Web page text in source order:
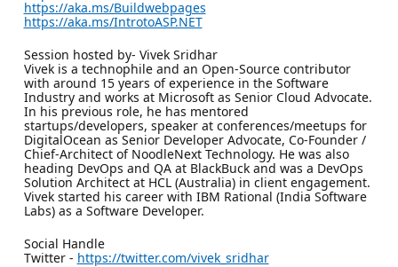
https://aka.ms/Buildwebpages
https://aka.ms/IntrotoASP.NET
Session hosted by- Vivek Sridhar
Vivek is a technophile and an Open-Source contributor
with around 15 years of experience in the Software
Industry and works at Microsoft as Senior Cloud Advocate.
In his previous role, he has mentored
startups/developers, speaker at conferences/meetups for
DigitalOcean as Senior Developer Advocate, Co-Founder /
Chief-Architect of NoodleNext Technology. He was also
heading DevOps and QA at BlackBuck and was a DevOps
Solution Architect at HCL (Australia) in client engagement.
Vivek started his career with IBM Rational (India Software
Labs) as a Software Developer.
Social Handle
Twitter - https://twitter.com/vivek_sridhar